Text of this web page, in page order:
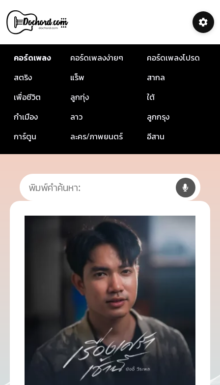
คอร์ดเพลง คอร์ดเพลงง่ายๆ
คอร์ดเพลงโปรด
สตริง
แร็พ
สากล
เพื่อชีวิต
ลูกทุ่ง
ใต้
กำเมือง
ลาว
ลูกกรุง
การ์ตูน
ละคร/ภาพยนตร์ อีสาน